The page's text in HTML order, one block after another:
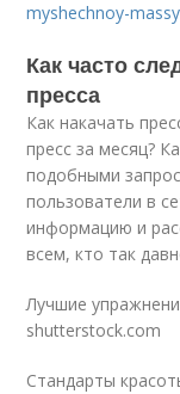
myshechnoy-massy
Как часто
пресса
Как накачать
пресс за месяц?
подобными
пользователи в
информацию и
всем, кто так
Лучшие
shutterstock.com
Стандарты